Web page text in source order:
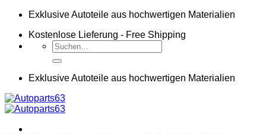
Zum
springen
Exklusive Autoteile aus hochwertigen Materialien
Kostenlose Lieferung - Free Shipping
Suchen
nach:
Exklusive Autoteile aus hochwertigen Materialien